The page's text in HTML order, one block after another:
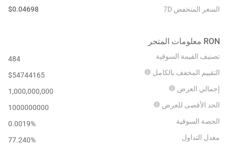
السعر المنخفض 7D
$0.04698
RON معلومات المتجر
تصنيف القيمة السوقية
484
التقييم المخفف بالكامل
$54744165
إجمالي العرض
1,000,000,000
الحد الأقصى للعرض
1000000000
الحصة السوقية
0.0019%
معدل التداول
77.240%